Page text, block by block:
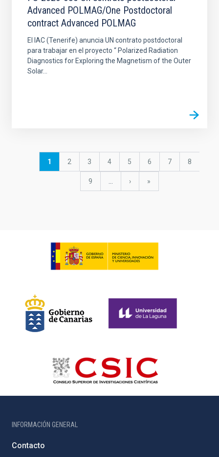
Advanced POLMAG/One Postdoctoral
contract Advanced POLMAG
El IAC (Tenerife) anuncia UN contrato postdoctoral
para trabajar en el proyecto “ Polarized Radiation
Diagnostics for Exploring the Magnetism of the Outer
Solar...
PaginaciónPágina
1 Página
2 Página
3 Página
4 Página
5 Página
6 Página
7 Página
8
Página
9
Siguiente
›
última
»
INFORMACIÓN GENERAL
Contacto